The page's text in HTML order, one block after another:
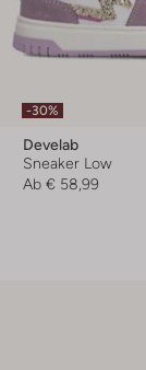
-30%
Develab
Sneaker Low
Ab € 58,99